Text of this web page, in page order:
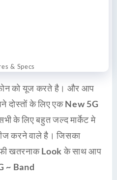
& Specs
को यूज करते है। और आप
दोस्तों के लिए एकNew 5G
के लिए बहुत जल्द मार्केट मे
करने वाले है। जिसका
खतरनाकLookके साथ आप
~ Band